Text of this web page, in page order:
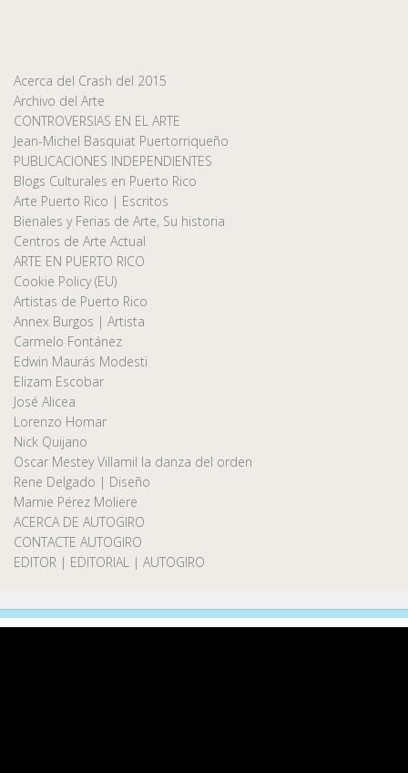
Acerca del Crash del 2015
Archivo del Arte
CONTROVERSIAS EN EL ARTE
Jean-Michel Basquiat Puertorriqueño
PUBLICACIONES INDEPENDIENTES
Blogs Culturales en Puerto Rico
Arte Puerto Rico | Escritos
Bienales y Ferias de Arte, Su historia
Centros de Arte Actual
ARTE EN PUERTO RICO
Cookie Policy (EU)
Artistas de Puerto Rico
Annex Burgos | Artista
Carmelo Fontánez
Edwin Maurás Modesti
Elizam Escobar
José Alicea
Lorenzo Homar
Nick Quijano
Oscar Mestey Villamil la danza del orden
Rene Delgado | Diseño
Marnie Pérez Moliere
ACERCA DE AUTOGIRO
CONTACTE AUTOGIRO
EDITOR | EDITORIAL | AUTOGIRO